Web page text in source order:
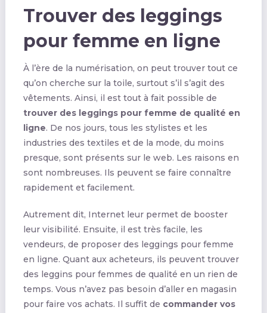
Trouver des leggings
pour femme en ligne
À l’ère de la numérisation, on peut trouver tout ce
qu’on cherche sur la toile, surtout s’il s’agit des
vêtements. Ainsi, il est tout à fait possible de
trouver des leggings pour femme de qualité en
ligne. De nos jours, tous les stylistes et les
industries des textiles et de la mode, du moins
presque, sont présents sur le web. Les raisons en
sont nombreuses. Ils peuvent se faire connaître
rapidement et facilement.
Autrement dit, Internet leur permet de booster
leur visibilité. Ensuite, il est très facile, les
vendeurs, de proposer des leggings pour femme
en ligne. Quant aux acheteurs, ils peuvent trouver
des leggins pour femmes de qualité en un rien de
temps. Vous n’avez pas besoin d’aller en magasin
pour faire vos achats. Il suffit de commander vos